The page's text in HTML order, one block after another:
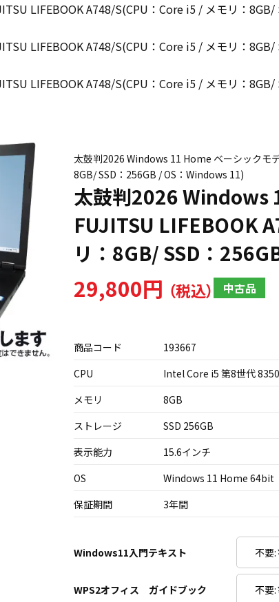
LIFEBOOK A748/S(CPU：Core i5 / メモリ：
LIFEBOOK A748/S(CPU：Core i5 / メモリ：
LIFEBOOK A748/S(CPU：Core i5 / メモリ：
太鼓判2026 Windows 11 Home ベーシックモ
8GB/ SSD：256GB / OS：Windows 11)
太鼓判2026 Windows
FUJITSU LIFEBOOK
リ：8GB/ SSD：
29,800円 中古品
商品コード
193667
CPU
Intel Core i5 第8世代
メモリ
8GB
ストレージ
SSD 256GB
表示能力
15.6インチ
OS
Windows 11 Home 64bit
保証期間
3年間
Windows11入門テキスト
WPS2オフィス ガイドブック